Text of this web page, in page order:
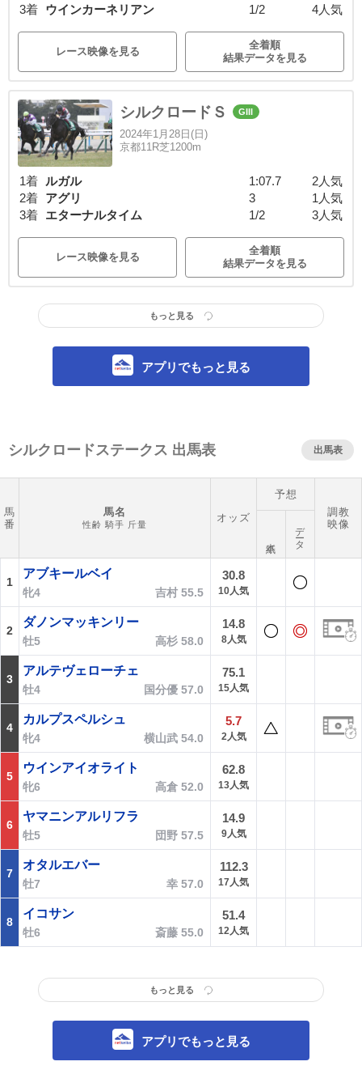
3着 ウインカーネリアン 1/2 4人気
レース映像を見る
全着順
結果データを見る
シルクロードＳ GIII
2024年1月28日(日)
京都11R芝1200m
1着 ルガル 1:07.7
2人気
2着 アグリ 3
1人気
3着 エターナルタイム 1/2 3人気
レース映像を見る
全着順
結果データを見る
もっと見る
アプリでもっと見る
シルクロードステークス 出馬表 出馬表
馬
番
馬名
性齢 騎手 斤量
オッズ
予想
調教
映像
データ
1
アブキールベイ
牝4 吉村 55.5
30.8
10人気
2
ダノンマッキンリー
牡5 高杉 58.0
14.8
8人気
3
アルテヴェローチェ
牡4 国分優 57.0
75.1
15人気
4
カルプスペルシュ
牝4 横山武 54.0
5.7
2人気
5
ウインアイオライト
牝6 高倉 52.0
62.8
13人気
6
ヤマニンアルリフラ
牡5 団野 57.5
14.9
9人気
7
オタルエバー
牡7 幸 57.0
112.3
17人気
8
イコサン
牡6 斎藤 55.0
51.4
12人気
もっと見る
アプリでもっと見る